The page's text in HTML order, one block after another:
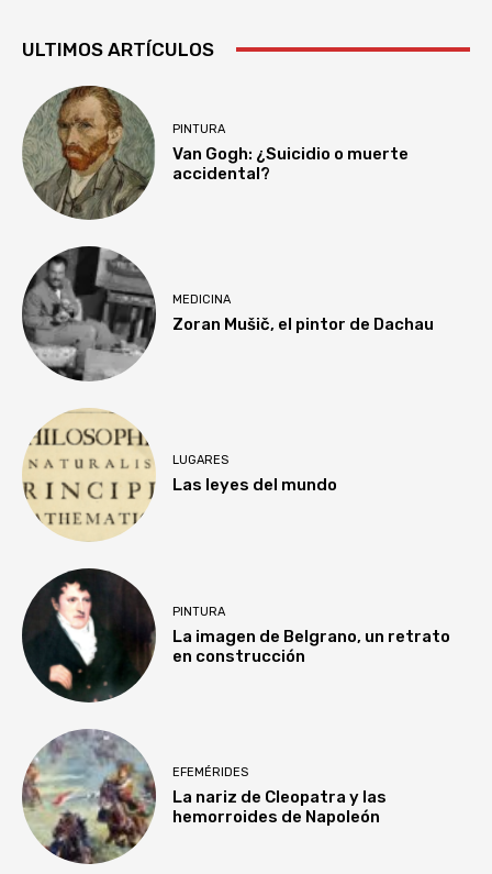
ULTIMOS ARTÍCULOS
PINTURA
Van Gogh: ¿Suicidio o muerte
accidental?
MEDICINA
Zoran Mušič, el pintor de Dachau
LUGARES
Las leyes del mundo
PINTURA
La imagen de Belgrano, un retrato
en construcción
EFEMÉRIDES
La nariz de Cleopatra y las
hemorroides de Napoleón